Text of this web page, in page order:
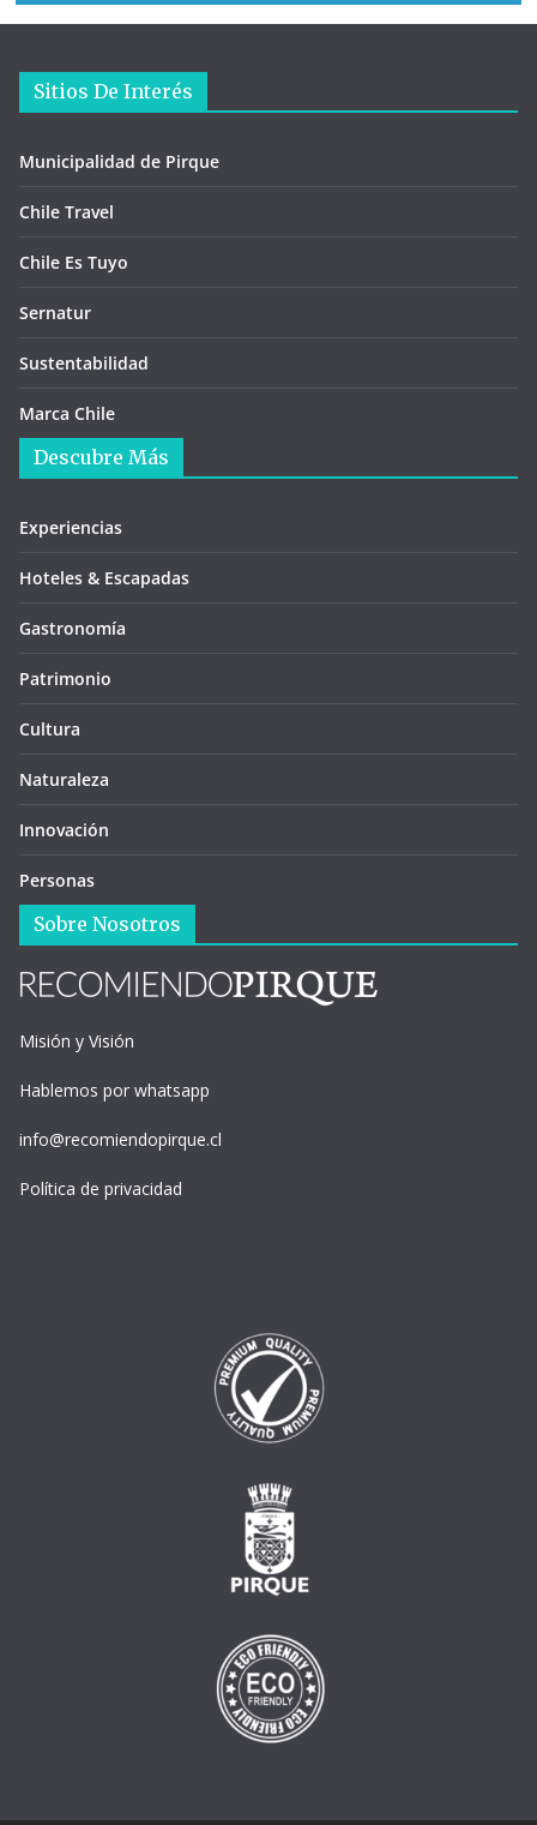
Sitios De Interés
Municipalidad de Pirque
Chile Travel
Chile Es Tuyo
Sernatur
Sustentabilidad
Marca Chile
Descubre Más
Experiencias
Hoteles & Escapadas
Gastronomía
Patrimonio
Cultura
Naturaleza
Innovación
Personas
Sobre Nosotros
Misión y Visión
Hablemos por whatsapp
info@recomiendopirque.cl
Política de privacidad